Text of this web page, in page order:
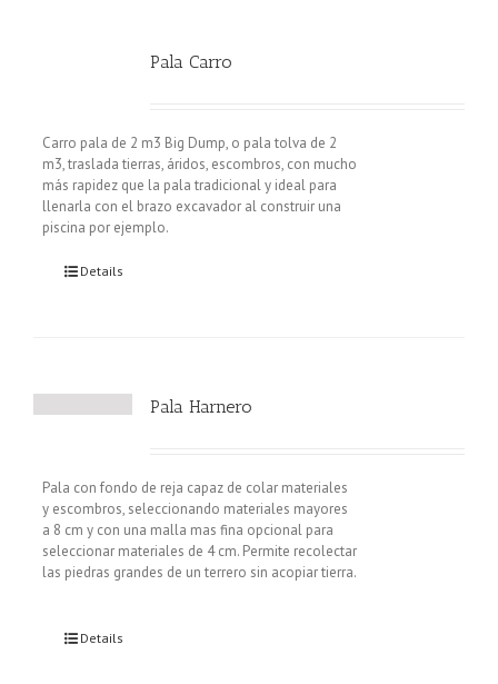
Pala Carro
Carro pala de 2 m3 Big Dump, o pala tolva de 2
m3, traslada tierras, áridos, escombros, con mucho
más rapidez que la pala tradicional y ideal para
llenarla con el brazo excavador al construir una
piscina por ejemplo.
Details
Pala Harnero
Pala con fondo de reja capaz de colar materiales
y escombros, seleccionando materiales mayores
a 8 cm y con una malla mas fina opcional para
seleccionar materiales de 4 cm. Permite recolectar
las piedras grandes de un terrero sin acopiar tierra.
Details